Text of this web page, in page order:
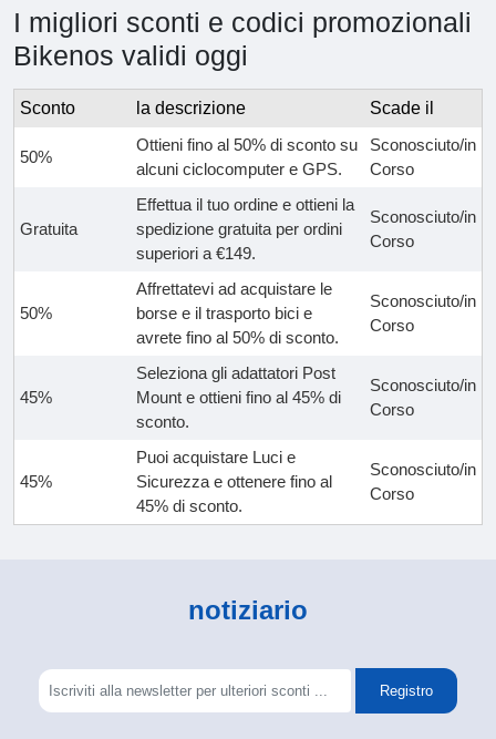
I migliori sconti e codici promozionali
Bikenos validi oggi
Sconto la descrizione Scade il
50%
Ottieni fino al 50% di sconto su
alcuni ciclocomputer e GPS.
Sconosciuto/in
Corso
Gratuita
Effettua il tuo ordine e ottieni la
spedizione gratuita per ordini
superiori a €149.
Sconosciuto/in
Corso
50%
Affrettatevi ad acquistare le
borse e il trasporto bici e
avrete fino al 50% di sconto.
Sconosciuto/in
Corso
45%
Seleziona gli adattatori Post
Mount e ottieni fino al 45% di
sconto.
Sconosciuto/in
Corso
45%
Puoi acquistare Luci e
Sicurezza e ottenere fino al
45% di sconto.
Sconosciuto/in
Corso
notiziario
Registro